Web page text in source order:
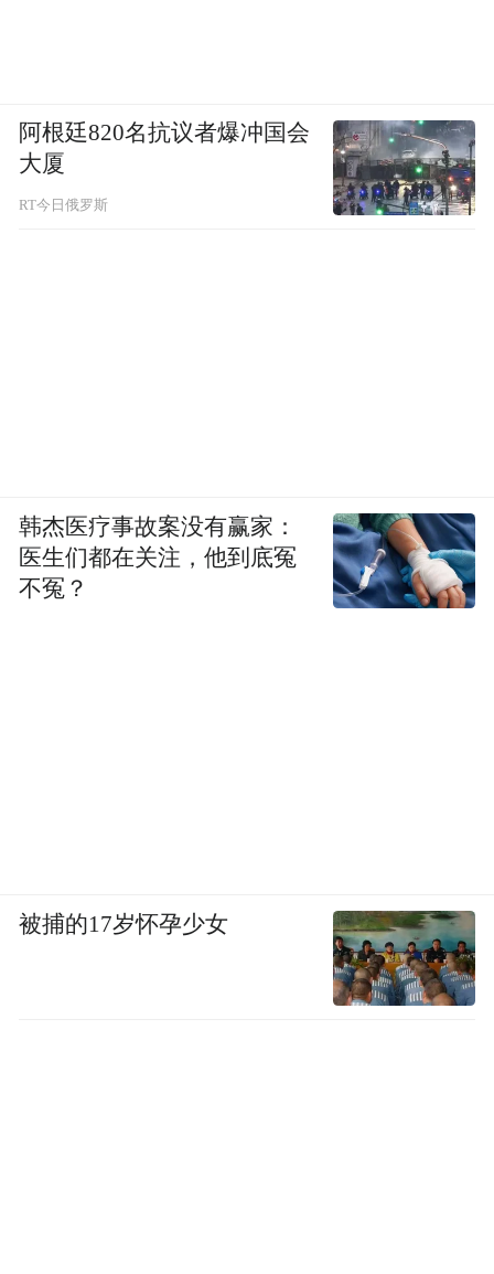
阿根廷820名抗议者爆冲国会
大厦
RT今日俄罗斯
韩杰医疗事故案没有赢家：
医生们都在关注，他到底冤
不冤？
被捕的17岁怀孕少女